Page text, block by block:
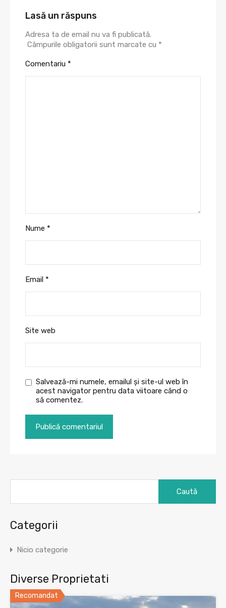
Lasă un răspuns
Adresa ta de email nu va fi publicată.
Câmpurile obligatorii sunt marcate cu *
Comentariu *
Nume *
Email *
Site web
Salvează-mi numele, emailul și site-ul web în
acest navigator pentru data viitoare când o
să comentez.
Categorii
Nicio categorie
Diverse Proprietati
Recomandat